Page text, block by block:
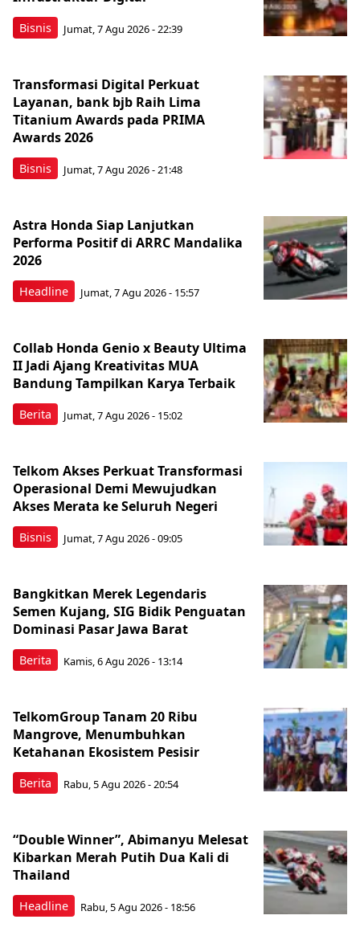
Bisnis Jumat, 7 Agu 2026 - 22:39
Bisnis
Transformasi Digital Perkuat
Layanan, bank bjb Raih Lima
Titanium Awards pada PRIMA
Awards 2026
Jumat, 7 Agu 2026 - 21:48
Headline
Astra Honda Siap Lanjutkan
Performa Positif di ARRC Mandalika
2026
Jumat, 7 Agu 2026 - 15:57
Berita
Collab Honda Genio x Beauty Ultima
II Jadi Ajang Kreativitas MUA
Bandung Tampilkan Karya Terbaik
Jumat, 7 Agu 2026 - 15:02
Bisnis
Telkom Akses Perkuat Transformasi
Operasional Demi Mewujudkan
Akses Merata ke Seluruh Negeri
Jumat, 7 Agu 2026 - 09:05
Berita
Bangkitkan Merek Legendaris
Semen Kujang, SIG Bidik Penguatan
Dominasi Pasar Jawa Barat
Kamis, 6 Agu 2026 - 13:14
Berita
TelkomGroup Tanam 20 Ribu
Mangrove, Menumbuhkan
Ketahanan Ekosistem Pesisir
Rabu, 5 Agu 2026 - 20:54
Headline
“Double Winner”, Abimanyu Melesat
Kibarkan Merah Putih Dua Kali di
Thailand
Rabu, 5 Agu 2026 - 18:56